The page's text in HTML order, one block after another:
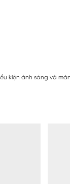
kiện ánh sáng và